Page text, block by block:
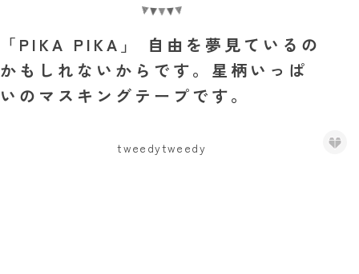
「PIKA PIKA」 自由を夢見ているの
かもしれないからです。星柄いっぱ
いのマスキングテープです。
tweedytweedy